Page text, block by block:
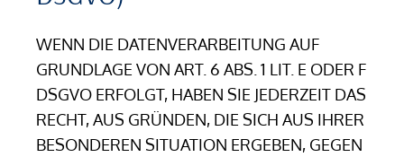
WENN DIE DATENVERARBEITUNG AUF
GRUNDLAGE VON ART. 6 ABS. 1 LIT. E ODER F
DSGVO ERFOLGT, HABEN SIE JEDERZEIT DAS
RECHT, AUS GRÜNDEN, DIE SICH AUS IHRER
BESONDEREN SITUATION ERGEBEN, GEGEN